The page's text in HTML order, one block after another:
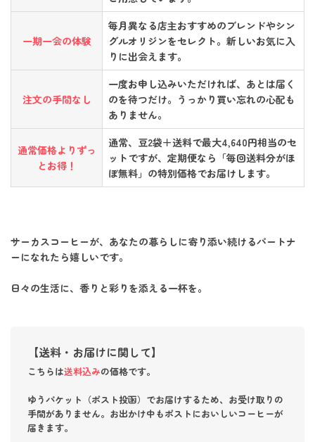
一期一会の体験
毎月異なる店主おすすめのブレンドやシン
グルオリジンをセレクト。新しいお気に入
りに出会えます。
注文の手間なし
一度お申し込みいただければ、あとは届く
のを待つだけ。うっかり買い忘れの心配も
ありません。
通常価格よりずっ
とお得！
通常、豆2袋＋送料で最大4,640円相当のセ
ットですが、定期便なら「毎回送料分がほ
ぼ無料」の特別価格でお届けします。
サーカスコーヒーが、あなたの暮らしに寄り添い続けるパートナ
ーになれたら嬉しいです。
日々の生活に、香りと彩りを添える一杯を。
【送料・お届けに関して】
こちらは送料込みの価格です。
ゆうパケット（ポスト投函）でお届けするため、お受け取りの
手間がありません。お出かけ中もポストにおいしいコーヒーが
届きます。